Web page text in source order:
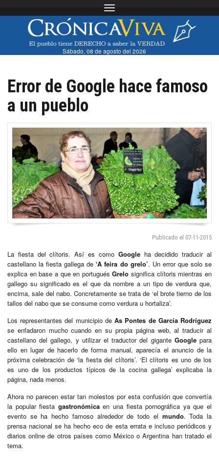
Toggle navigation
Sábado, 08 de agosto del 2026
Error de Google hace famoso
a un pueblo
Publicado el 07-11-2015
La fiesta del clítoris. Así es como Googleha decidido traducir al
castellano la fiesta gallega de‘A feira do grelo’. Un error que solo se
explica en base a que en portuguésGrelo significa clítoris mientras en
gallego su significado es el que da nombre a un tipo de verdura que,
encima, sale del nabo. Concretamente se trata de ‘el brote tierno de los
tallos del nabo que se consume como verdura u hortaliza’.
Los representantes del municipio deAs Pontes de García Rodríguez
se enfadaron mucho cuando en su propia página web, al traducir al
castellano del gallego, y utilizar el traductor del gigante Googlepara
ello en lugar de hacerlo de forma manual, aparecía el anuncio de la
próxima celebración de ‘la fiesta del clítoris’. ‘El clítoris es uno de los
es uno de los productos típicos de la cocina gallega’ explicaba la
página, nada menos.
Ahora no parecen estar tan molestos por esta confusión que convertía
la popular fiesta gastronómicaen una fiesta pornográfica ya que el
evento se ha hecho famoso alrededor de todo el mundo. Toda la
prensa nacional se ha hecho eco de esta errata e incluso periódicos y
diarios online de otros países como México o Argentina han tratado el
tema.